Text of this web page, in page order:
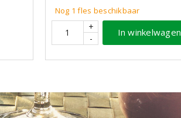
Nog 1 fles beschikbaar
+
-
In winkelwagen